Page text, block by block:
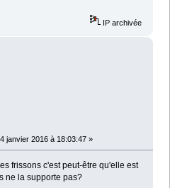
IP archivée
janvier 2016 à 18:03:47 »
frissons c'est peut-être qu'elle est
ne la supporte pas?